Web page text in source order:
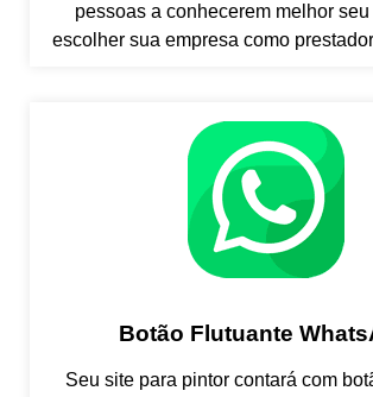
pessoas a conhecerem melhor
escolher sua empresa como
Botão Flutuante
Seu site para pintor contará com